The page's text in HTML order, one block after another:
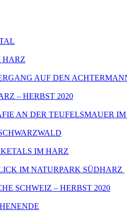
HARZ
AUF DEN
– HERBST 2020
AN DER TEUFELSMAUER
IM HARZ
IM NATURPARK SÜDHARZ
SCHWEIZ – HERBST 2020